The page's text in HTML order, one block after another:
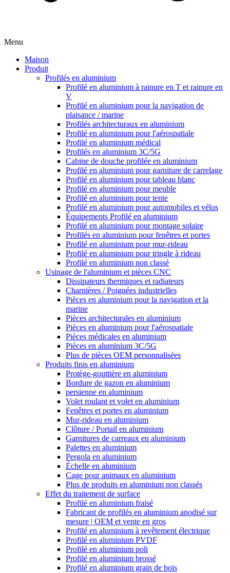
Menu
Maison
Produit
Profilés en aluminium
Profilé en aluminium à rainure en T et rainure en
V
Profilé en aluminium pour la navigation de
plaisance / marine
Profilés architecturaux en aluminium
Profilé en aluminium pour l'aérospatiale
Profilé en aluminium médical
Profilés en aluminium 3C/5G
Cabine de douche profilée en aluminium
Profilé en aluminium pour garniture de carrelage
Profilé en aluminium pour tableau blanc
Profilé en aluminium pour meuble
Profilé en aluminium pour tente
Profilé en aluminium pour automobiles et vélos
Équipements Profilé en aluminium
Profilé en aluminium pour montage solaire
Profilés en aluminium pour fenêtres et portes
Profilé en aluminium pour mur-rideau
Profilé en aluminium pour tringle à rideau
Profilé en aluminium non classé
Usinage de l'aluminium et pièces CNC
Dissipateurs thermiques et radiateurs
Charnières / Poignées industrielles
Pièces en aluminium pour la navigation et la
marine
Pièces architecturales en aluminium
Pièces en aluminium pour l'aérospatiale
Pièces médicales en aluminium
Pièces en aluminium 3C/5G
Plus de pièces OEM personnalisées
Produits finis en aluminium
Protège-gouttière en aluminium
Bordure de gazon en aluminium
persienne en aluminium
Volet roulant et volet en aluminium
Fenêtres et portes en aluminium
Mur-rideau en aluminium
Clôture / Portail en aluminium
Garnitures de carreaux en aluminium
Palettes en aluminium
Pergola en aluminium
Échelle en aluminium
Cage pour animaux en aluminium
Plus de produits en aluminium non classés
Effet du traitement de surface
Profilé en aluminium fraisé
Fabricant de profilés en aluminium anodisé sur
mesure | OEM et vente en gros
Profilé en aluminium à revêtement électrique
Profilé en aluminium PVDF
Profilé en aluminium poli
Profilé en aluminium brossé
Profilé en aluminium grain de bois